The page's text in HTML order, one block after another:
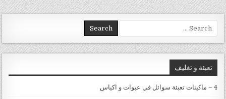
Search for:
تعبئة و تغليف
4 – ماكينات تعبئة سوائل في عبوات و اكياس